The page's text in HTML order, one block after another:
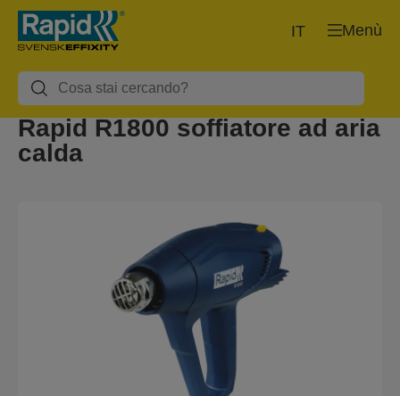
Menù
IT
Rapid R1800 soffiatore ad aria
calda